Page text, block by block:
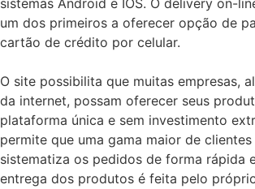
sistemas Android e IOS. O delivery on-
um dos primeiros a oferecer opção de
cartão de crédito por celular.
O site possibilita que muitas empresas,
da internet, possam oferecer seus
plataforma única e sem investimento
permite que uma gama maior de
sistematiza os pedidos de forma rápida
entrega dos produtos é feita pelo